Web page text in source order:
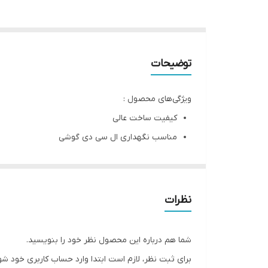
توضیحات
ویژگی‌های محصول :
کیفیت ساخت عالی
مناسب نگهداری ال سی دی گوشی
نظرات
شما هم درباره این محصول نظر خود را بنویسید.
برای ثبت نظر، لازم است ابتدا وارد حساب کاربری خود